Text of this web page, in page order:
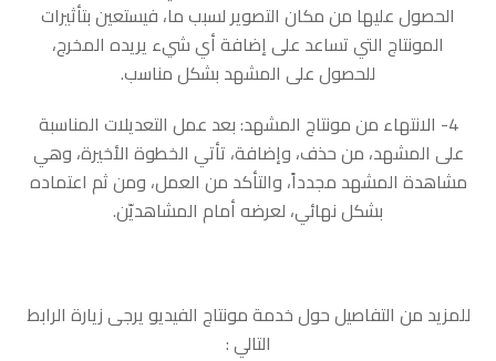
الحصول عليها من مكان التصوير لسبب ما، فيستعين بتأثيرات
المونتاج التي تساعد على إضافة أي شيء يريده المخرج،
للحصول على المشهد بشكل مناسب.
4- الانتهاء من مونتاج المشهد: بعد عمل التعديلات المناسبة
على المشهد، من حذف، وإضافة، تأتي الخطوة الأخيرة، وهي
مشاهدة المشهد مجدداً، والتأكد من العمل، ومن ثم اعتماده
بشكل نهائي، لعرضه أمام المشاهديّن.
للمزيد من التفاصيل حول خدمة مونتاج الفيديو يرجى زيارة الرابط
التالي :